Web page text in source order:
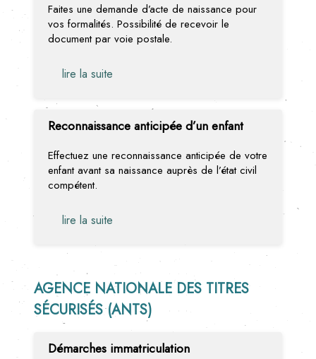
Faites une demande d’acte de naissance pour
vos formalités. Possibilité de recevoir le
document par voie postale.
lire la suite
Reconnaissance anticipée d’un enfant
Effectuez une reconnaissance anticipée de votre
enfant avant sa naissance auprès de l’état civil
compétent.
lire la suite
AGENCE NATIONALE DES TITRES
SÉCURISÉS (ANTS)
Démarches immatriculation